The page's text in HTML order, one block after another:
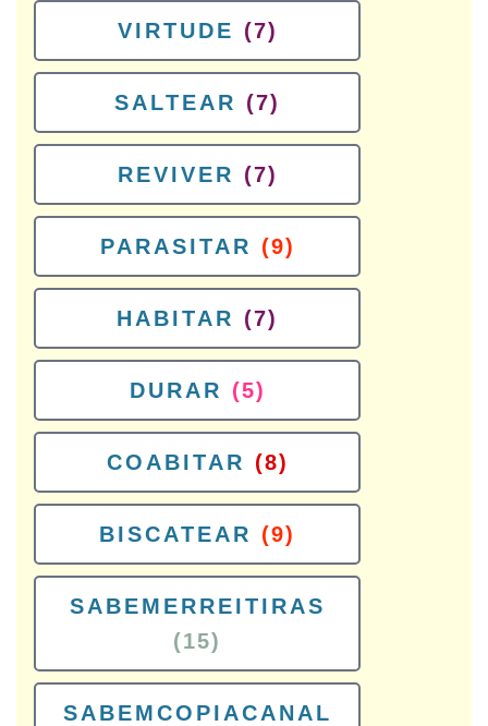
VIRTUDE (7)
SALTEAR (7)
REVIVER (7)
PARASITAR (9)
HABITAR (7)
DURAR (5)
COABITAR (8)
BISCATEAR (9)
SABEMERREITIRAS
(15)
SABEMCOPIACANAL